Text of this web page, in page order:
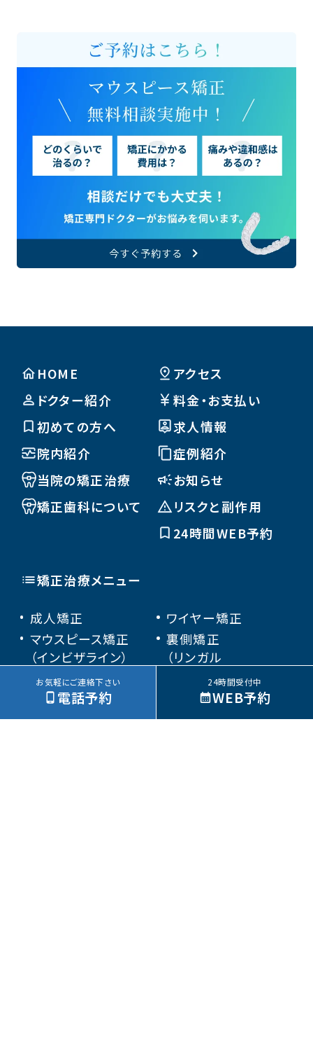
HOME
ドクター紹介
初めての方へ
院内紹介
当院の矯正治療
矯正歯科について
アクセス
料金・お支払い
求人情報
症例紹介
お知らせ
リスクと副作用
24時間WEB予約
矯正治療メニュー
成人矯正
ワイヤー矯正
マウスピース矯正
（インビザライン）
裏側矯正
（リンガル
ブラケット矯正）
部分矯正
小児矯正
矯正装置の種類
矯正Q&A
お気軽にご連絡下さい
電話予約
24時間受付中
WEB予約